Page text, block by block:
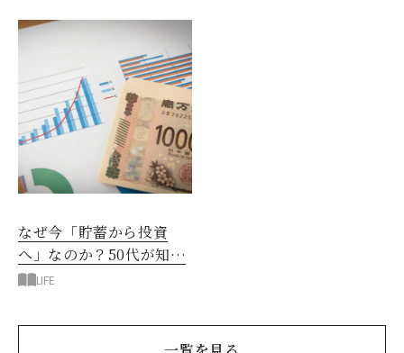
なぜ今「貯蓄から投資
へ」なのか？50代が知る
べきお金の新常識
LIFE